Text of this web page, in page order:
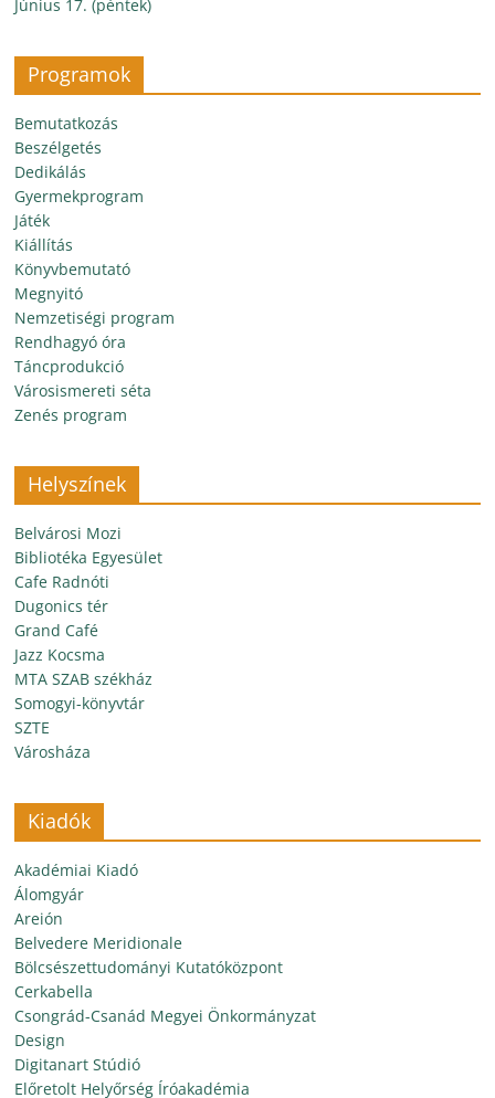
Június 17. (péntek)
Programok
Bemutatkozás
Beszélgetés
Dedikálás
Gyermekprogram
Játék
Kiállítás
Könyvbemutató
Megnyitó
Nemzetiségi program
Rendhagyó óra
Táncprodukció
Városismereti séta
Zenés program
Helyszínek
Belvárosi Mozi
Bibliotéka Egyesület
Cafe Radnóti
Dugonics tér
Grand Café
Jazz Kocsma
MTA SZAB székház
Somogyi-könyvtár
SZTE
Városháza
Kiadók
Akadémiai Kiadó
Álomgyár
Areión
Belvedere Meridionale
Bölcsészettudományi Kutatóközpont
Cerkabella
Csongrád-Csanád Megyei Önkormányzat
Design
Digitanart Stúdió
Előretolt Helyőrség Íróakadémia